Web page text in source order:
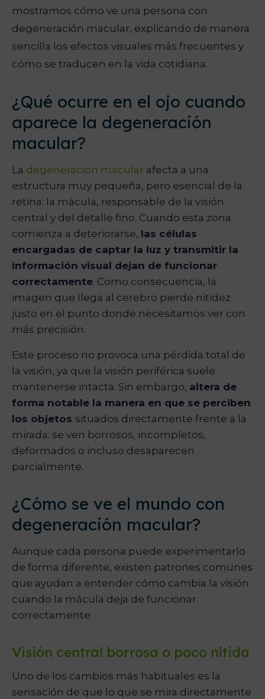
mostramos cómo ve una persona con
degeneración macular, explicando de manera
sencilla los efectos visuales más frecuentes y
cómo se traducen en la vida cotidiana.
¿Qué ocurre en el ojo cuando
aparece la degeneración
macular?
La degeneración macular afecta a una
estructura muy pequeña, pero esencial de la
retina: la mácula, responsable de la visión
central y del detalle fino. Cuando esta zona
comienza a deteriorarse, las células
encargadas de captar la luz y transmitir la
información visual dejan de funcionar
correctamente. Como consecuencia, la
imagen que llega al cerebro pierde nitidez
justo en el punto donde necesitamos ver con
más precisión.
Este proceso no provoca una pérdida total de
la visión, ya que la visión periférica suele
mantenerse intacta. Sin embargo, altera de
forma notable la manera en que se perciben
los objetos situados directamente frente a la
mirada: se ven borrosos, incompletos,
deformados o incluso desaparecen
parcialmente.
¿Cómo se ve el mundo con
degeneración macular?
Aunque cada persona puede experimentarlo
de forma diferente, existen patrones comunes
que ayudan a entender cómo cambia la visión
cuando la mácula deja de funcionar
correctamente.
Visión central borrosa o poco nítida
Uno de los cambios más habituales es la
sensación de que lo que se mira directamente